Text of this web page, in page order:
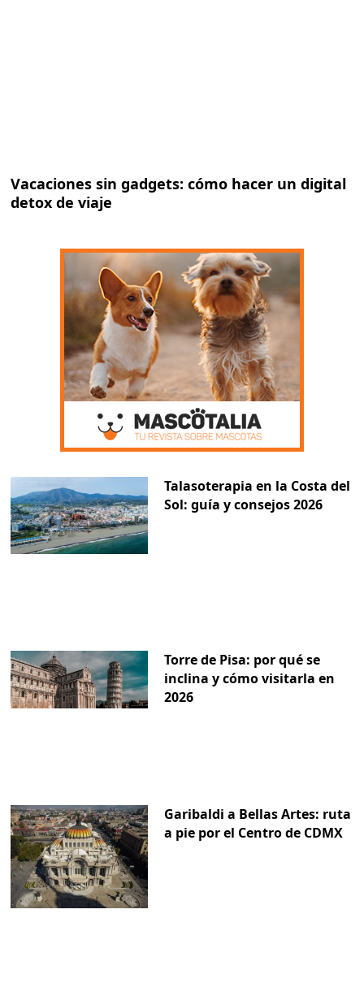
Vacaciones sin gadgets: cómo hacer un digital
detox de viaje
Talasoterapia en la Costa del
Sol: guía y consejos 2026
Torre de Pisa: por qué se
inclina y cómo visitarla en
2026
Garibaldi a Bellas Artes: ruta
a pie por el Centro de CDMX